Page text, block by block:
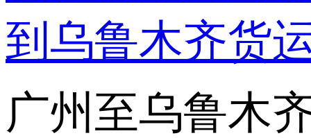
广州至乌鲁木